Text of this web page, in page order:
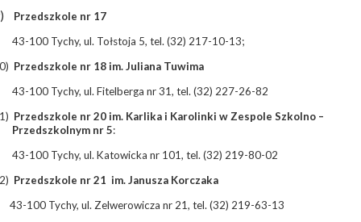
Przedszkole nr 17
43-100 Tychy, ul. Tołstoja 5, tel. (32) 217-10-13;
Przedszkole nr 18 im. Juliana Tuwima
43-100 Tychy, ul. Fitelberga nr 31, tel. (32) 227-26-82
Przedszkole nr 20 im. Karlika i Karolinki w Zespole Szkolno –
Przedszkolnym nr 5:
43-100 Tychy, ul. Katowicka nr 101, tel. (32) 219-80-02
Przedszkole nr 21 im. Janusza Korczaka
43-100 Tychy, ul. Zelwerowicza nr 21, tel. (32) 219-63-13